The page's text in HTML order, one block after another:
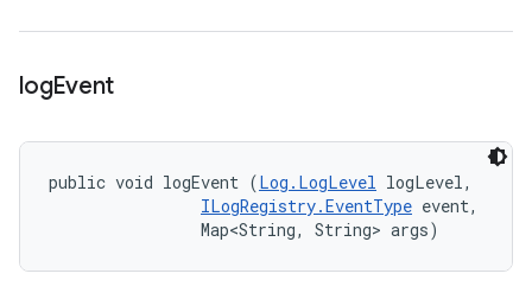
logEvent
public void logEvent (Log.LogLevel logLevel,
ILogRegistry.EventType event,
                Map<String, String> args)